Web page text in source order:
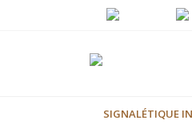
SIGNALÉTIQUE